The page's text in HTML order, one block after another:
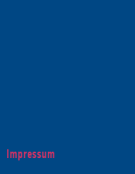
Impressum